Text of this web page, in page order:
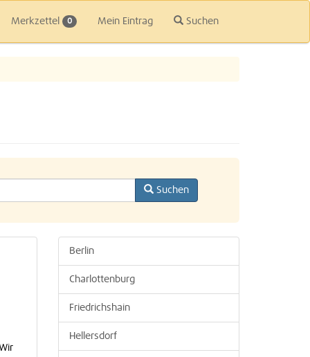
Merkzettel 0 Mein Eintrag Suchen
Suchen
Berlin
Charlottenburg
Friedrichshain
Hellersdorf